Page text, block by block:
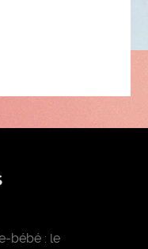
bébé : le